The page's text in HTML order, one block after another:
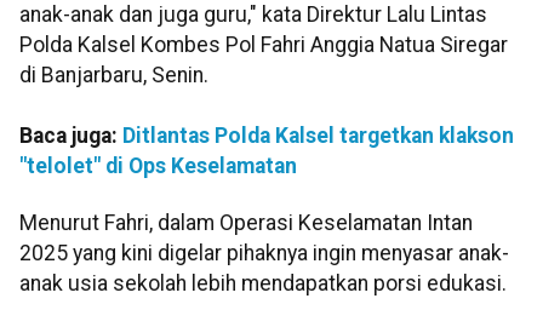
anak-anak dan juga guru," kata Direktur Lalu Lintas
Polda Kalsel Kombes Pol Fahri Anggia Natua Siregar
di Banjarbaru, Senin.
Baca juga: Ditlantas Polda Kalsel targetkan klakson
"telolet" di Ops Keselamatan
Menurut Fahri, dalam Operasi Keselamatan Intan
2025 yang kini digelar pihaknya ingin menyasar anak-
anak usia sekolah lebih mendapatkan porsi edukasi.